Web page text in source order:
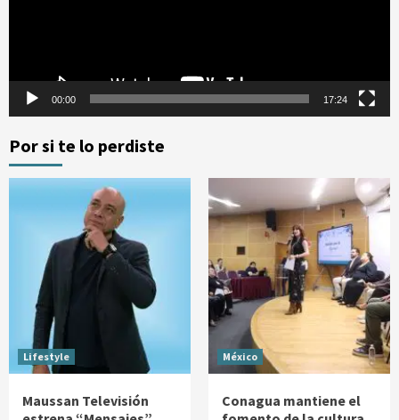
00:00 17:24
Por si te lo perdiste
Lifestyle
Maussan Televisión
México
Conagua mantiene el